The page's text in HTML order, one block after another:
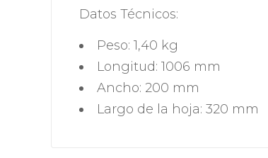
Datos Técnicos:
Peso: 1,40 kg
Longitud: 1006 mm
Ancho: 200 mm
Largo de la hoja: 320 mm